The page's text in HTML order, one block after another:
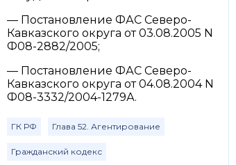
— Постановление ФАС Северо-
Кавказского округа от 03.08.2005 N
Ф08-2882/2005;
— Постановление ФАС Северо-
Кавказского округа от 04.08.2004 N
Ф08-3332/2004-1279А.
ГК РФ Глава 52. Агентирование
Гражданский кодекс